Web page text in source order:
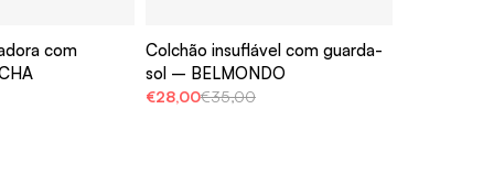
com
Colchão insuflável com guarda-
sol – BELMONDO
€28,00€35,00